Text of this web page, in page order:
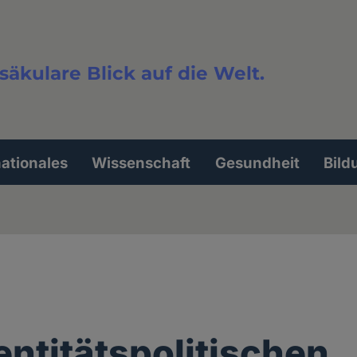
Blick auf die Welt.
Wissenschaft Gesundheit